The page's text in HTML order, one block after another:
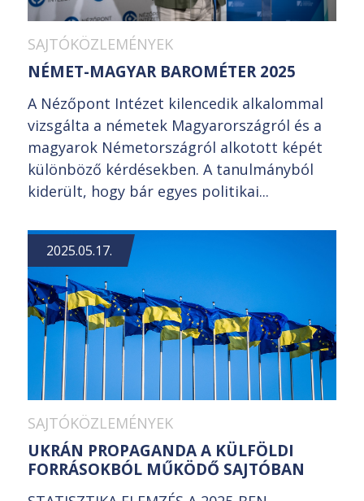
SAJTÓKÖZLEMÉNYEK
NÉMET-MAGYAR BAROMÉTER 2025
A Nézőpont Intézet kilencedik alkalommal
vizsgálta a németek Magyarországról és a
magyarok Németországról alkotott képét
különböző kérdésekben. A tanulmányból
kiderült, hogy bár egyes politikai...
2025.05.17.
SAJTÓKÖZLEMÉNYEK
UKRÁN PROPAGANDA A KÜLFÖLDI
FORRÁSOKBÓL MŰKÖDŐ SAJTÓBAN